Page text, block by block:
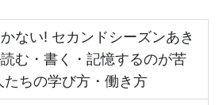
ない! セカンドシーズンあき
む・書く・記憶するのが苦
たちの学び方・働き方